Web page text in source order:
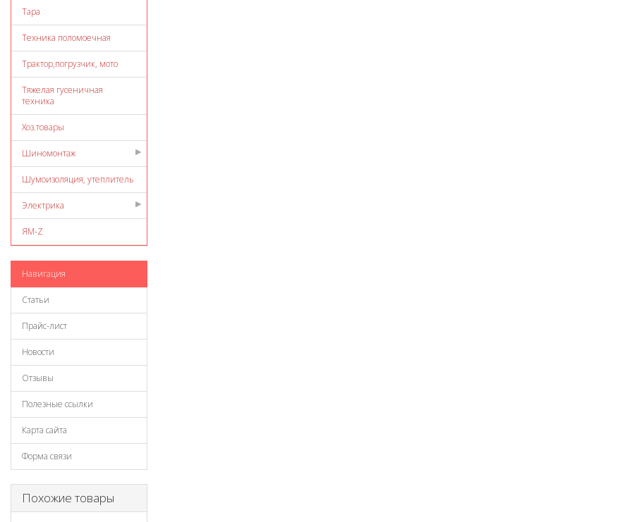
Тара
Техника поломоечная
Трактор,погрузчик, мото
Тяжелая гусеничная
техника
Хоз.товары
Шиномонтаж
Шумоизоляция, утеплитель
Электрика
ЯМ-Z
Навигация
Статьи
Прайс-лист
Новости
Отзывы
Полезные ссылки
Карта сайта
Форма связи
Похожие товары